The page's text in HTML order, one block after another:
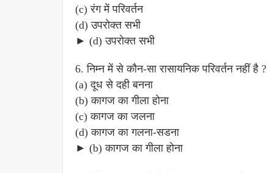
(c) रंग में परिवर्तन
(d) उपरोक्त सभी
► (d) उपरोक्त सभी
6. निम्न में से कौन-सा रासायनिक परिवर्तन नहीं है ?
(a) दूध से दही बनना
(b) कागज का गीला होना
(c) कागज का जलना
(d) कागज का गलना-सडना
► (b) कागज का गीला होना